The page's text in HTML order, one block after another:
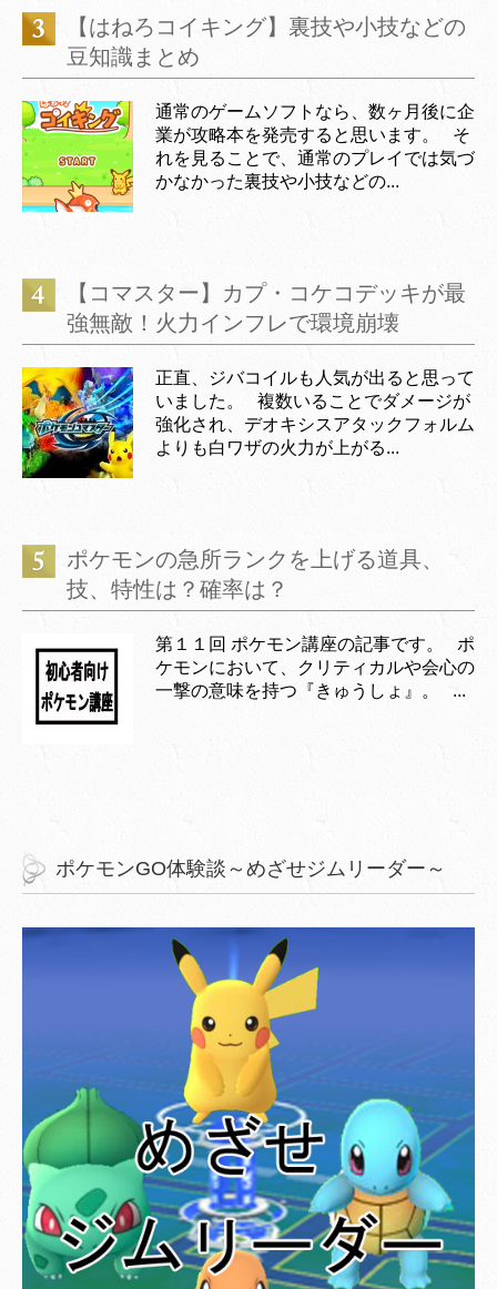
【はねろコイキング】裏技や小技などの
豆知識まとめ
通常のゲームソフトなら、数ヶ月後に企
業が攻略本を発売すると思います。 そ
れを見ることで、通常のプレイでは気づ
かなかった裏技や小技などの...
【コマスター】カプ・コケコデッキが最
強無敵！火力インフレで環境崩壊
正直、ジバコイルも人気が出ると思って
いました。 複数いることでダメージが
強化され、デオキシスアタックフォルム
よりも白ワザの火力が上がる...
ポケモンの急所ランクを上げる道具、
技、特性は？確率は？
第１１回 ポケモン講座の記事です。 ポ
ケモンにおいて、クリティカルや会心の
一撃の意味を持つ『きゅうしょ』。 ...
ポケモンGO体験談～めざせジムリーダー～